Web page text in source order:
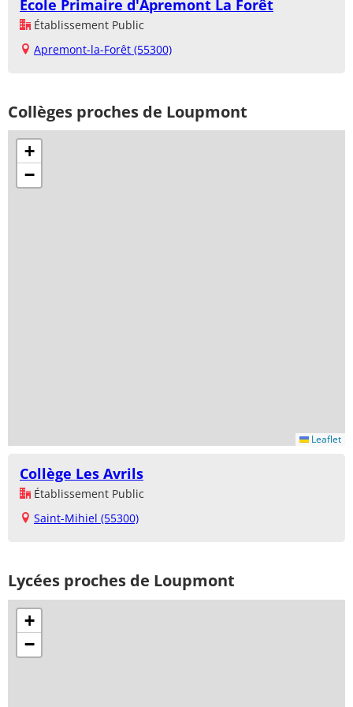
Ecole Primaire d'Apremont La Forêt
Établissement Public
Apremont-la-Forêt (55300)
Collèges proches de Loupmont
+
−
Leaflet
Collège Les Avrils
Établissement Public
Saint-Mihiel (55300)
Lycées proches de Loupmont
+
−